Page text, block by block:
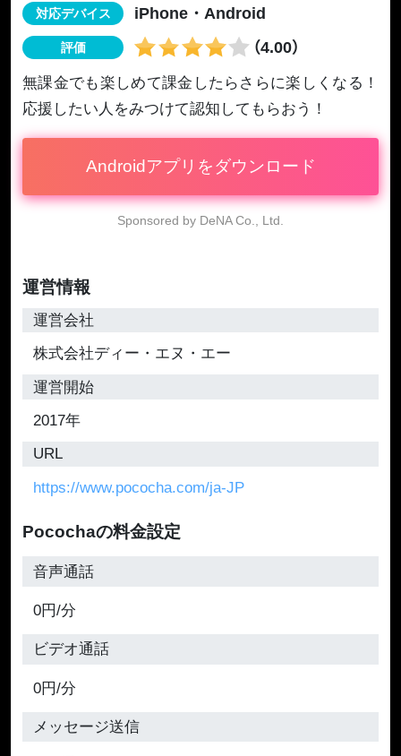
対応デバイス iPhone・Android
評価 （4.00）
無課金でも楽しめて課金したらさらに楽しくなる！
応援したい人をみつけて認知してもらおう！
Androidアプリをダウンロード
Sponsored by DeNA Co., Ltd.
運営情報
運営会社
株式会社ディー・エヌ・エー
運営開始
2017年
URL
https://www.pococha.com/ja-JP
Pocochaの料金設定
音声通話
0円/分
ビデオ通話
0円/分
メッセージ送信